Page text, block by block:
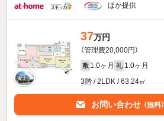
ほか提供
37万円
（管理費20,000円）
敷 1.0ヶ月 礼 1.0ヶ月
3階 / 2LDK / 63.24㎡
お問い合わせ （無料）